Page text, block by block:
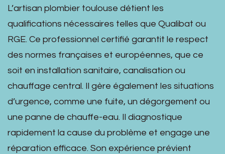
L’artisan plombier toulouse détient les
qualifications nécessaires telles que Qualibat ou
RGE. Ce professionnel certifié garantit le respect
des normes françaises et européennes, que ce
soit en installation sanitaire, canalisation ou
chauffage central. Il gère également les situations
d’urgence, comme une fuite, un dégorgement ou
une panne de chauffe-eau. Il diagnostique
rapidement la cause du problème et engage une
réparation efficace. Son expérience prévient